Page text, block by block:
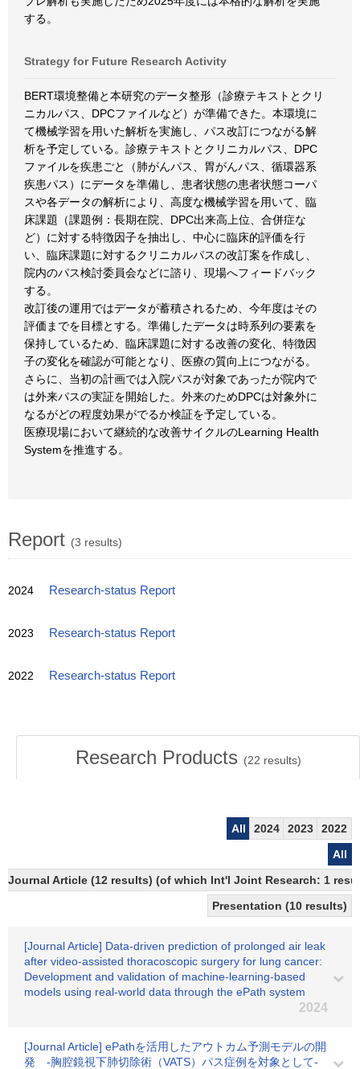
する。
Strategy for Future Research Activity
BERT環境整備と本研究のデータ整形（診療テキストとクリ
ニカルパス、DPCファイルなど）が準備できた。本環境に
て機械学習を用いた解析を実施し、パス改訂につながる解
析を予定している。診療テキストとクリニカルパス、DPC
ファイルを疾患ごと（肺がんパス、胃がんパス、循環器系
疾患パス）にデータを準備し、患者状態の患者状態コーパ
スや各データの解析により、高度な機械学習を用いて、臨
床課題（課題例：長期在院、DPC出来高上位、合併症な
ど）に対する特徴因子を抽出し、中心に臨床的評価を行
い、臨床課題に対するクリニカルパスの改訂案を作成し、
院内のパス検討委員会などに諮り、現場へフィードバック
する。
改訂後の運用ではデータが蓄積されるため、今年度はその
評価までを目標とする。準備したデータは時系列の要素を
保持しているため、臨床課題に対する改善の変化、特徴因
子の変化を確認が可能となり、医療の質向上につながる。
さらに、当初の計画では入院パスが対象であったが院内で
は外来パスの実証を開始した。外来のためDPCは対象外に
なるがどの程度効果がでるか検証を予定している。
医療現場において継続的な改善サイクルのLearning Health
Systemを推進する。
Report (3 results)
2024 Research-status Report
2023 Research-status Report
2022 Research-status Report
Research Products (22 results)
All 2024 2023
2022
All
Journal Article (12 results) (of which Int'l Joint Research: 1
Presentation (10 results)
[Journal Article] Data-driven prediction of prolonged air leak
after video-assisted thoracoscopic surgery for lung cancer:
Development and validation of machine-learning-based
models using real-world data through the ePath system
2024
[Journal Article] ePathを活用したアウトカム予測モデルの開
発 -胸腔鏡視下肺切除術（VATS）パス症例を対象として-